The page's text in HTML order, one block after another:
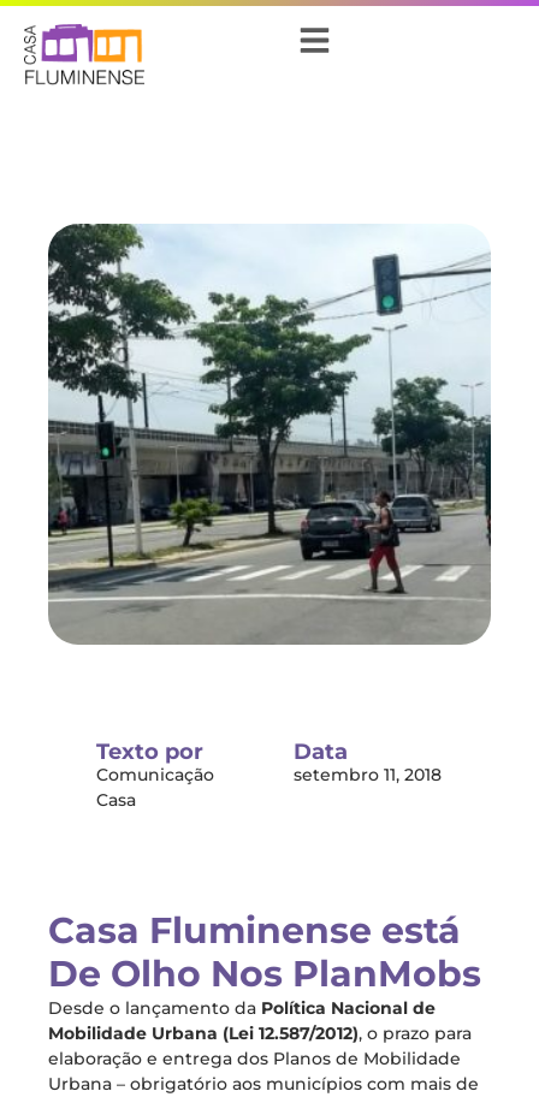
Texto por
Comunicação
Casa
Data
setembro 11, 2018
Casa Fluminense está
De Olho Nos PlanMobs
Desde o lançamento da Política Nacional de
Mobilidade Urbana (Lei 12.587/2012), o prazo para
elaboração e entrega dos Planos de Mobilidade
Urbana – obrigatório aos municípios com mais de